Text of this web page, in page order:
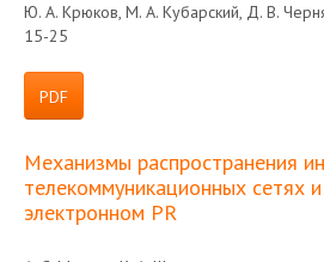
Ю. А. Крюков, М. А. Кубарский, Д. В.
15-25
PDF
Механизмы распространения
телекоммуникационных сетях
электронном PR